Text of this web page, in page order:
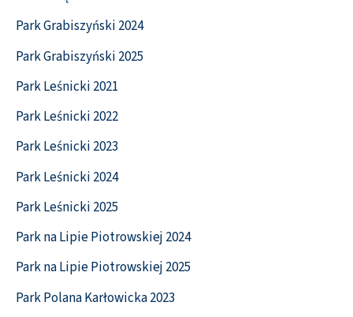
Park Grabiszyński 2024
Park Grabiszyński 2025
Park Leśnicki 2021
Park Leśnicki 2022
Park Leśnicki 2023
Park Leśnicki 2024
Park Leśnicki 2025
Park na Lipie Piotrowskiej 2024
Park na Lipie Piotrowskiej 2025
Park Polana Karłowicka 2023